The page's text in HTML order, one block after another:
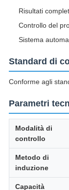
Risultati
Controllo del
Sistema
Standard di
Conforme agli
Parametri
Modalità di
controllo
Metodo di
induzione
Capacità